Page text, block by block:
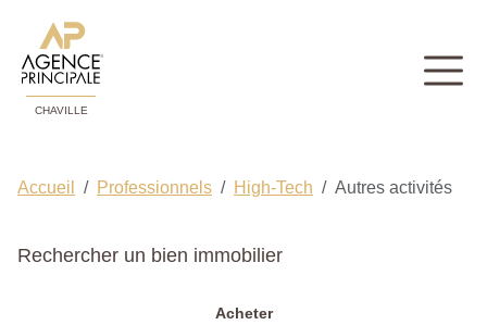
CHAVILLE
Accueil Professionnels High-Tech Autres activités
Rechercher un bien immobilier
Acheter